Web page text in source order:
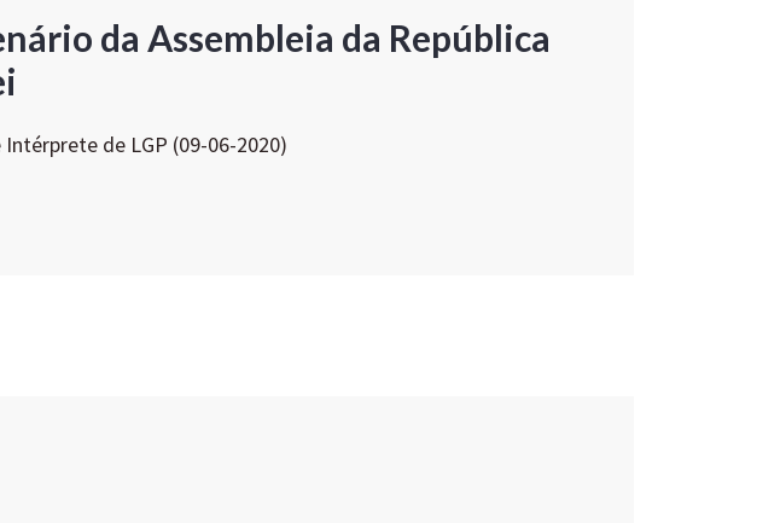
da Assembleia da República
de LGP (09-06-2020)